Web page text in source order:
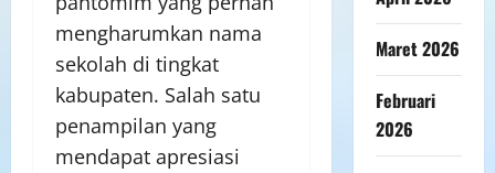
mengharumkan nama
sekolah di tingkat
kabupaten. Salah satu
penampilan yang
mendapat apresiasi
Maret 2026
Februari
2026